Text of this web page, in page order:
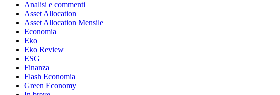
Analisi e commenti
Asset Allocation
Asset Allocation Mensile
Economia
Eko
Eko Review
ESG
Finanza
Flash Economia
Green Economy